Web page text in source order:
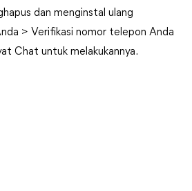
dan menginstal ulang
> Verifikasi nomor telepon Anda
Chat untuk melakukannya.